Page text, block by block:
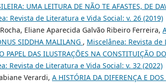
UMA LEITURA DE NÃO TE AFASTES, DE
Revista de Literatura e Vida Social: v. 26 (2019)
Eliane Aparecida Galvão Ribeiro Ferreira,
SIDDHA MALILANG , Miscelânea: Revista de
PAPEL DAS ILUSTRAÇÕES NA CONSTITUIÇÃO
Revista de Literatura e Vida Social: v. 32 (2022)
Verardi, A HISTÓRIA DA DIFERENÇA E